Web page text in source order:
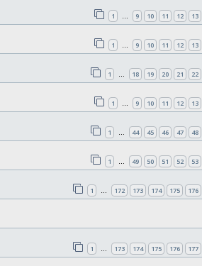
1 … 9 10 11 12 13
1 … 9 10 11 12 13
1 … 18 19 20 21 22
1 … 9 10 11 12 13
1 … 44 45 46 47 48
1 … 49 50 51 52 53
1 … 172 173 174 175 176
1 … 173 174 175 176 177